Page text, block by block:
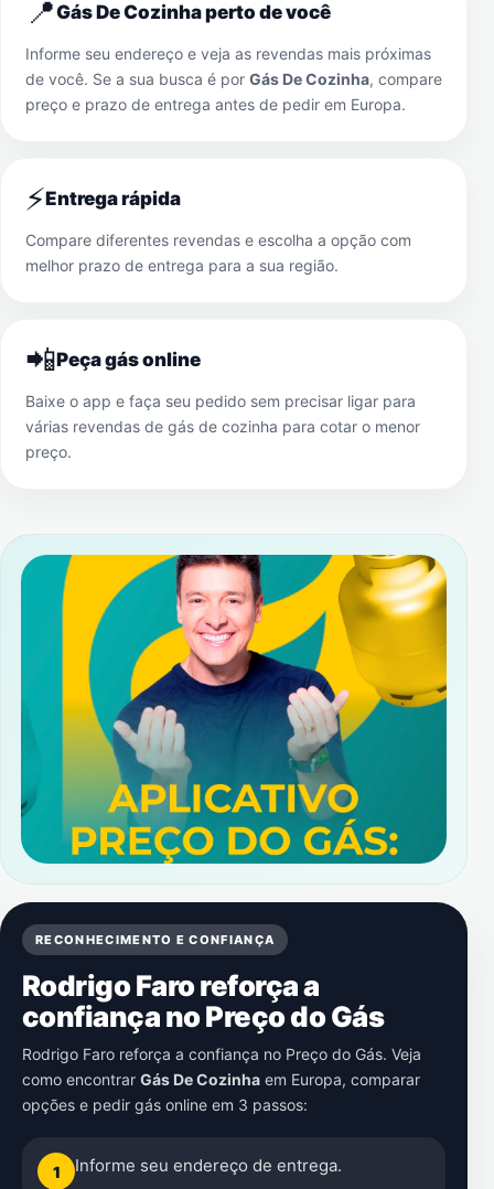
📍Gás De Cozinha perto de você
Informe seu endereço e veja as revendas mais próximas
de você. Se a sua busca é por Gás De Cozinha, compare
preço e prazo de entrega antes de pedir em Europa.
⚡Entrega rápida
Compare diferentes revendas e escolha a opção com
melhor prazo de entrega para a sua região.
📲Peça gás online
Baixe o app e faça seu pedido sem precisar ligar para
várias revendas de gás de cozinha para cotar o menor
preço.
RECONHECIMENTO E CONFIANÇA
Rodrigo Faro reforça a
confiança no Preço do Gás
Rodrigo Faro reforça a confiança no Preço do Gás. Veja
como encontrar Gás De Cozinha em Europa, comparar
opções e pedir gás online em 3 passos:
1 Informe seu endereço de entrega.